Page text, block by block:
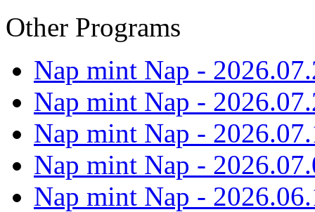
Other Programs
Nap mint Nap -
Nap mint Nap -
Nap mint Nap -
Nap mint Nap -
Nap mint Nap -